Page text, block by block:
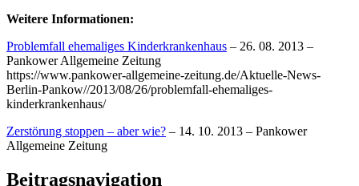
Weitere Informationen:
Problemfall ehemaliges Kinderkrankenhaus – 26. 08. 2013 –
Pankower Allgemeine Zeitung
https://www.pankower-allgemeine-zeitung.de/Aktuelle-News-
Berlin-Pankow//2013/08/26/problemfall-ehemaliges-
kinderkrankenhaus/
Zerstörung stoppen – aber wie? – 14. 10. 2013 – Pankower
Allgemeine Zeitung
Beitragsnavigation